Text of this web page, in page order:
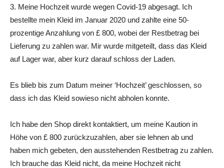
3. Meine Hochzeit wurde wegen Covid-19 abgesagt. Ich
bestellte mein Kleid im Januar 2020 und zahlte eine 50-
prozentige Anzahlung von £ 800, wobei der Restbetrag bei
Lieferung zu zahlen war. Mir wurde mitgeteilt, dass das Kleid
auf Lager war, aber kurz darauf schloss der Laden.
Es blieb bis zum Datum meiner ‘Hochzeit’ geschlossen, so
dass ich das Kleid sowieso nicht abholen konnte.
Ich habe den Shop direkt kontaktiert, um meine Kaution in
Höhe von £ 800 zurückzuzahlen, aber sie lehnen ab und
haben mich gebeten, den ausstehenden Restbetrag zu zahlen.
Ich brauche das Kleid nicht, da meine Hochzeit nicht